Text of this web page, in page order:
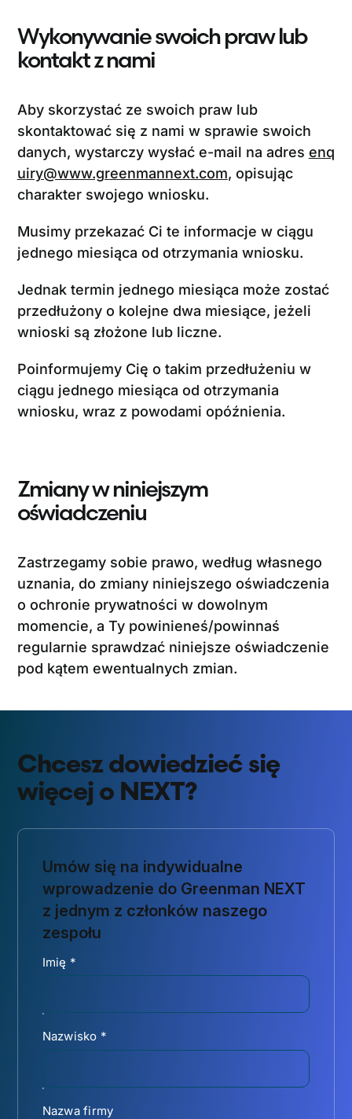
Wykonywanie swoich praw lub
kontakt z nami
Aby skorzystać ze swoich praw lub
skontaktować się z nami w sprawie swoich
danych, wystarczy wysłać e-mail na adres enq
uiry@www.greenmannext.com, opisując
charakter swojego wniosku.
Musimy przekazać Ci te informacje w ciągu
jednego miesiąca od otrzymania wniosku.
Jednak termin jednego miesiąca może zostać
przedłużony o kolejne dwa miesiące, jeżeli
wnioski są złożone lub liczne.
Poinformujemy Cię o takim przedłużeniu w
ciągu jednego miesiąca od otrzymania
wniosku, wraz z powodami opóźnienia.
Zmiany w niniejszym
oświadczeniu
Zastrzegamy sobie prawo, według własnego
uznania, do zmiany niniejszego oświadczenia
o ochronie prywatności w dowolnym
momencie, a Ty powinieneś/powinnaś
regularnie sprawdzać niniejsze oświadczenie
pod kątem ewentualnych zmian.
Chcesz dowiedzieć się
więcej o NEXT?
Umów się na indywidualne
wprowadzenie do Greenman NEXT
z jednym z członków naszego
zespołu
Imię *
Nazwisko *
Nazwa firmy